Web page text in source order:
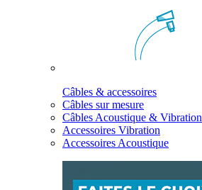
Câbles & accessoires
Câbles sur mesure
Câbles Acoustique & Vibration
Accessoires Vibration
Accessoires Acoustique